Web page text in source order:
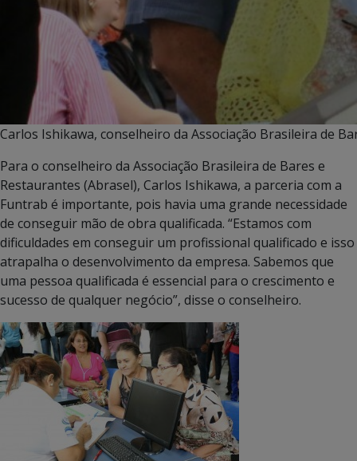
Carlos Ishikawa, conselheiro da Associação Brasileira de
Para o conselheiro da Associação Brasileira de Bares e
Restaurantes (Abrasel), Carlos Ishikawa, a parceria com a
Funtrab é importante, pois havia uma grande necessidade
de conseguir mão de obra qualificada. “Estamos com
dificuldades em conseguir um profissional qualificado e isso
atrapalha o desenvolvimento da empresa. Sabemos que
uma pessoa qualificada é essencial para o crescimento e
sucesso de qualquer negócio”, disse o conselheiro.